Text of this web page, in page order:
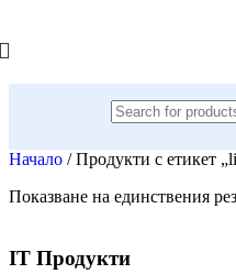
Начало / Продукти с етикет
Показване на единствения
IT Продукти